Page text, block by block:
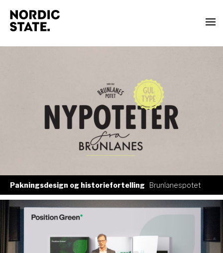
Pakningsdesign og historiefortelling Brunlanespotet